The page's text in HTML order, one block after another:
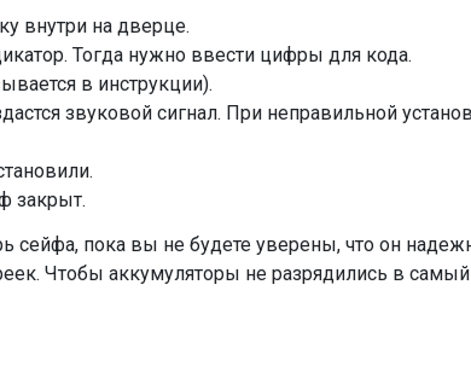
внутри на дверце.
Тогда нужно ввести цифры для кода.
в инструкции).
звуковой сигнал. При неправильной
закрыт.
сейфа, пока вы не будете уверены, что он
Чтобы аккумуляторы не разрядились в